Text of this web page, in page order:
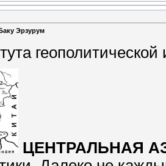
Эрзурум
ЦЕНТРАЛЬНАЯ